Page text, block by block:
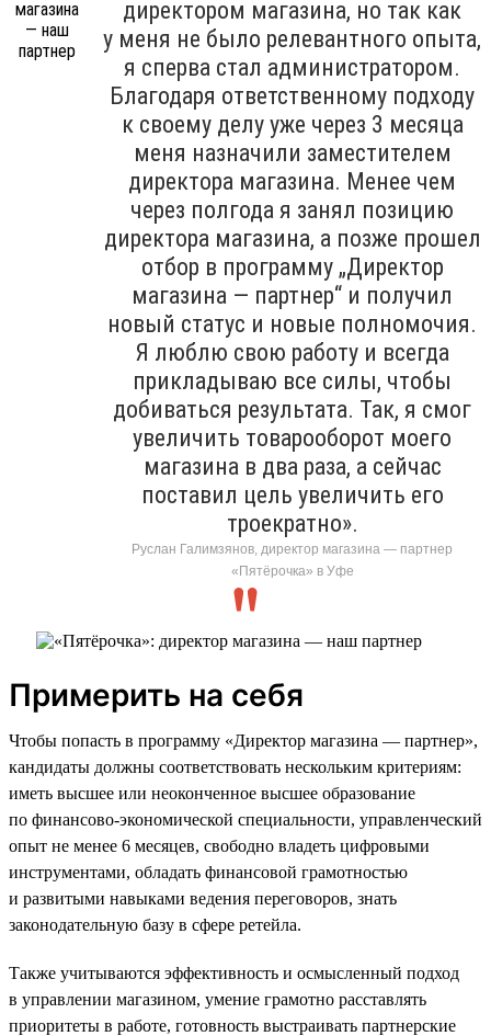
директором магазина, но так как
у меня не было релевантного опыта,
я сперва стал администратором.
Благодаря ответственному подходу
к своему делу уже через 3 месяца
меня назначили заместителем
директора магазина. Менее чем
через полгода я занял позицию
директора магазина, а позже прошел
отбор в программу „Директор
магазина — партнер“ и получил
новый статус и новые полномочия.
Я люблю свою работу и всегда
прикладываю все силы, чтобы
добиваться результата. Так, я смог
увеличить товарооборот моего
магазина в два раза, а сейчас
поставил цель увеличить его
троекратно».
Руслан Галимзянов, директор магазина — партнер
«Пятёрочка» в Уфе
Примерить на себя
Чтобы попасть в программу «Директор магазина — партнер»,
кандидаты должны соответствовать нескольким критериям:
иметь высшее или неоконченное высшее образование
по финансово-экономической специальности, управленческий
опыт не менее 6 месяцев, свободно владеть цифровыми
инструментами, обладать финансовой грамотностью
и развитыми навыками ведения переговоров, знать
законодательную базу в сфере ретейла.
Также учитываются эффективность и осмысленный подход
в управлении магазином, умение грамотно расставлять
приоритеты в работе, готовность выстраивать партнерские